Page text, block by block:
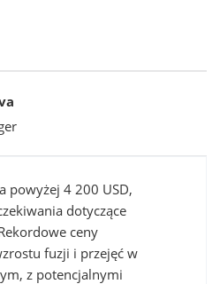
powyżej 4 200 USD,
dotyczące
ceny
fuzji i przejęć w
z potencjalnymi